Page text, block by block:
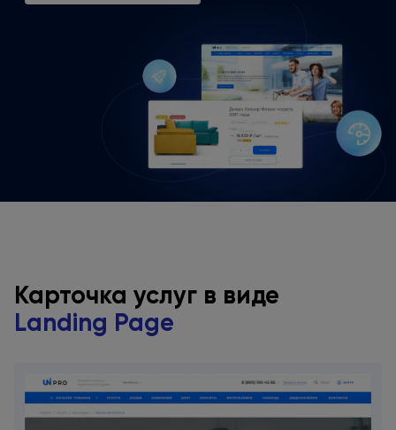
Карточка услуг в виде
Landing Page